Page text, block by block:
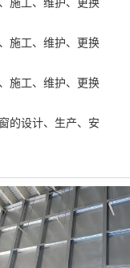
施工、维护、更换
施工、维护、更换
的设计、生产、安